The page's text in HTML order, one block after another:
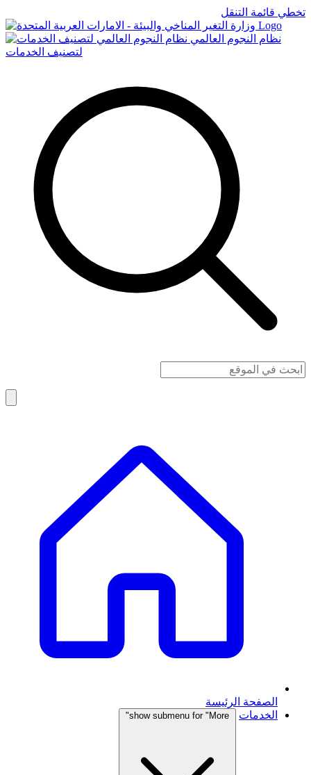
تخطي قائمة التنقل
Logo
نظام النجوم العالمي
لتصنيف الخدمات
الصفحة الرئيسة
الخدمات
show submenu for "More"